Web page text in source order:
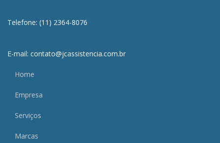
Telefone: (11) 2364-8076
E-mail: contato@jcassistencia.com.br
Home
Empresa
Serviços
Marcas